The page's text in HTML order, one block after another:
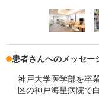
患者さんへのメッセー
神戸大学医学部を卒
区の神戸海星病院で